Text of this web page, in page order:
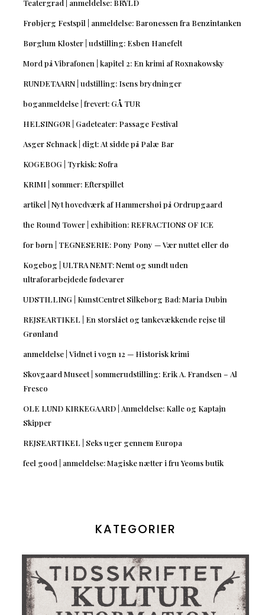
Teatergrad | anmeldelse: BRYLD
Frøbjerg Festspil | anmeldelse: Baronessen fra Benzintanken
Børglum Kloster | udstilling: Esben Hanefelt
Mord på Vibrafonen | kapitel 2: En krimi af Roxnakowsky
RUNDETAARN | udstilling: Isens brydninger
boganmeldelse | frevert: GÅ TUR
HELSINGØR | Gadeteater: Passage Festival
Asger Schnack | digt: At sidde på Palæ Bar
KOGEBOG | Tyrkisk: Sofra
KRIMI | sommer: Efterspillet
artikel | Nyt hovedværk af Hammershøi på Ordrupgaard
the Round Tower | exhibition: REFRACTIONS OF ICE
for børn | TEGNESERIE: Pony Pony — Vær nuttet eller dø
Kogebog | ULTRA NEMT: Nemt og sundt uden
ultraforarbejdede fødevarer
UDSTILLING | KunstCentret Silkeborg Bad: Maria Dubin
REJSEARTIKEL | En storslået og tankevækkende rejse til
Grønland
anmeldelse | Vidnet i vogn 12 — Historisk krimi
Skovgaard Museet | sommerudstilling: Erik A. Frandsen – Al
Fresco
OLE LUND KIRKEGAARD | Anmeldelse: Kalle og Kaptajn
Skipper
REJSEARTIKEL | Seks uger gennem Europa
feel good | anmeldelse: Magiske nætter i fru Yeoms butik
KATEGORIER